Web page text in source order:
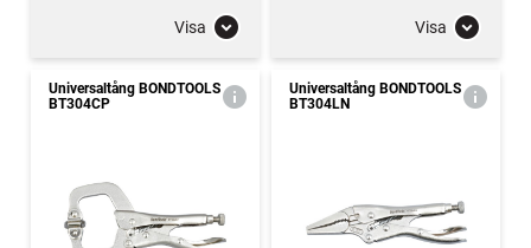
Visa Visa
Universaltång BONDTOOLS
BT304CP
Universaltång BONDTOOLS
BT304LN